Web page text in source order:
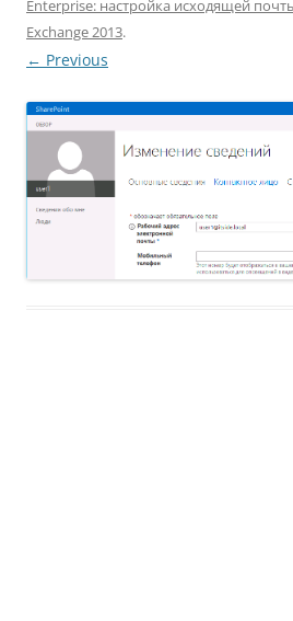
Enterprise: настройка исходящей
Exchange 2013.
← Previous